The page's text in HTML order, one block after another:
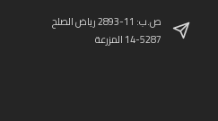
ص.ب: 11-2893 رياض الصلح
14-5287 المزرعة